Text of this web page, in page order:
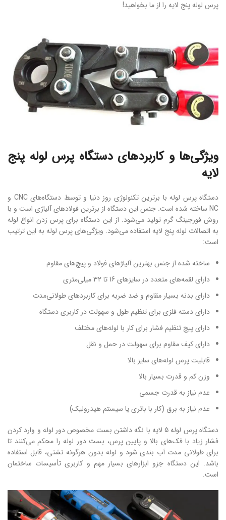
پرس لوله پنج لایه را از ما بخواهید!
ویژگی‌ها و کاربردهای دستگاه پرس لوله پنج
لایه
دستگاه پرس لوله با برترین تکنولوژی روز دنیا و توسط دستگاه‌های CNC و
NC ساخته شده‌ است. جنس این دستگاه از برترین فولادهای آلیاژی است و با
روش فورجینگ گرم تولید می‌شود. از این دستگاه برای پرس زدن انواع لوله
به اتصالات لوله پنج لایه استفاده می‌شود. ویژگی‌های پرس لوله به این ترتیب
است:
ساخته شده از جنس بهترین آلیاژهای فولاد و پیچ‌های مقاوم
دارای لقمه‌های متعدد در سایزهای 16 تا 32 میلی‌متری
دارای بدنه بسیار مقاوم و ضد ضربه برای کاربردهای طولانی‌مدت
دارای دسته فلزی برای تنظیم طول و سهولت در کاربری دستگاه
دارای پیچ تنظیم فشار برای کار با لوله‌های مختلف
دارای کیف مقاوم برای سهولت در حمل و نقل
قابلیت پرس لوله‌های سایز بالا
وزن کم و قدرت بسیار بالا
عدم نیاز به قدرت جسمی
عدم نیاز به برق (کار با باتری یا سیستم هیدرولیک)
دستگاه پرس لوله 5 لایه با نگه ‌داشتن بست مخصوص دور لوله و وارد کردن
فشار زیاد با فک‌های بالا و پایین پرس، بست دور لوله را محکم می‌کنند تا
برای طولانی ‌مدت آب بندی شود و لوله بدون هرگونه نشتی، قابل استفاده
باشد. این دستگاه جزو ابزارهای بسیار مهم و کاربری تأسیسات ساختمان
است.